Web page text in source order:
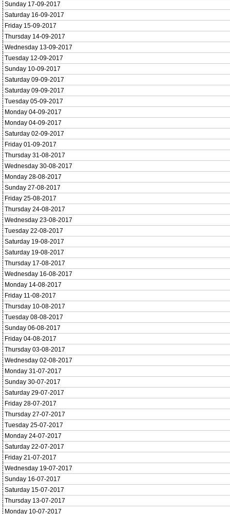
Sunday 17-09-2017
Saturday 16-09-2017
Friday 15-09-2017
Thursday 14-09-2017
Wednesday 13-09-2017
Tuesday 12-09-2017
Sunday 10-09-2017
Saturday 09-09-2017
Saturday 09-09-2017
Tuesday 05-09-2017
Monday 04-09-2017
Monday 04-09-2017
Saturday 02-09-2017
Friday 01-09-2017
Thursday 31-08-2017
Wednesday 30-08-2017
Monday 28-08-2017
Sunday 27-08-2017
Friday 25-08-2017
Thursday 24-08-2017
Wednesday 23-08-2017
Tuesday 22-08-2017
Saturday 19-08-2017
Saturday 19-08-2017
Thursday 17-08-2017
Wednesday 16-08-2017
Monday 14-08-2017
Friday 11-08-2017
Thursday 10-08-2017
Tuesday 08-08-2017
Sunday 06-08-2017
Friday 04-08-2017
Thursday 03-08-2017
Wednesday 02-08-2017
Monday 31-07-2017
Sunday 30-07-2017
Saturday 29-07-2017
Friday 28-07-2017
Thursday 27-07-2017
Tuesday 25-07-2017
Monday 24-07-2017
Saturday 22-07-2017
Friday 21-07-2017
Wednesday 19-07-2017
Sunday 16-07-2017
Saturday 15-07-2017
Thursday 13-07-2017
Monday 10-07-2017